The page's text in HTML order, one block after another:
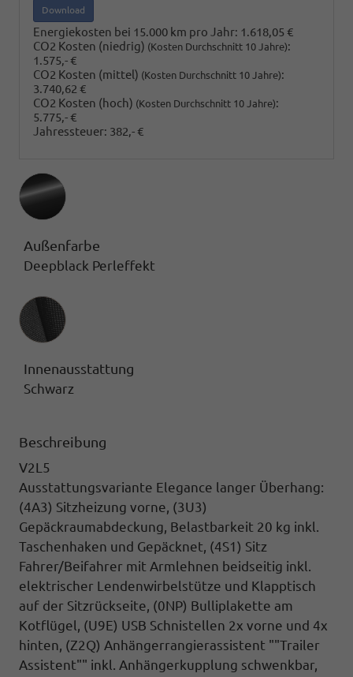
Download
Energiekosten bei 15.000 km pro Jahr: 1.618,05 €
CO2 Kosten (niedrig) (Kosten Durchschnitt 10 Jahre):
1.575,- €
CO2 Kosten (mittel) (Kosten Durchschnitt 10 Jahre):
3.740,62 €
CO2 Kosten (hoch) (Kosten Durchschnitt 10 Jahre):
5.775,- €
Jahressteuer: 382,- €
Außenfarbe
Deepblack Perleffekt
Innenausstattung
Innenausstattung
Schwarz
Beschreibung
V2L5
Ausstattungsvariante Elegance langer Überhang:
(4A3) Sitzheizung vorne, (3U3)
Gepäckraumabdeckung, Belastbarkeit 20 kg inkl.
Taschenhaken und Gepäcknet, (4S1) Sitz
Fahrer/Beifahrer mit Armlehnen beidseitig inkl.
elektrischer Lendenwirbelstütze und Klapptisch
auf der Sitzrückseite, (0NP) Bulliplakette am
Kotflügel, (U9E) USB Schnistellen 2x vorne und 4x
hinten, (Z2Q) Anhängerrangierassistent ""Trailer
Assistent"" inkl. Anhängerkupplung schwenkbar,